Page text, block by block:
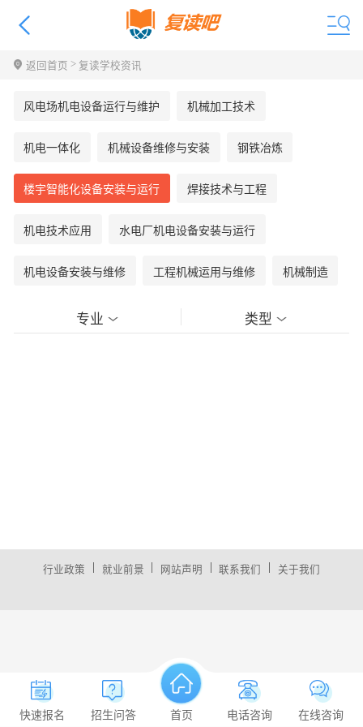
返回首页 > 复读学校资讯
风电场机电设备运行与维护 机械加工技术
机电一体化 机械设备维修与安装 钢铁冶炼
楼宇智能化设备安装与运行 焊接技术与工程
机电技术应用 水电厂机电设备安装与运行
机电设备安装与维修 工程机械运用与维修 机械制造
专业 类型
行业政策 | 就业前景 | 网站声明 | 联系我们 | 关于我们
快速报名 招生问答 首页 电话咨询 在线咨询